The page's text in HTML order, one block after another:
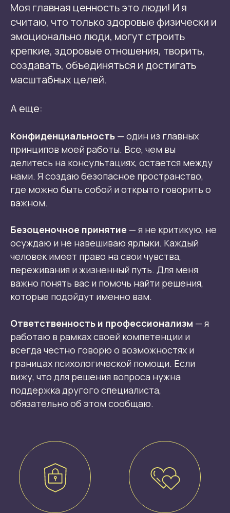
Моя главная ценность это люди! И я
считаю, что только здоровые физически и
эмоционально люди, могут строить
крепкие, здоровые отношения, творить,
создавать, объединяться и достигать
масштабных целей.
А еще:
Конфиденциальность — один из главных
принципов моей работы. Все, чем вы
делитесь на консультациях, остается между
нами. Я создаю безопасное пространство,
где можно быть собой и открыто говорить о
важном.
Безоценочное принятие — я не критикую, не
осуждаю и не навешиваю ярлыки. Каждый
человек имеет право на свои чувства,
переживания и жизненный путь. Для меня
важно понять вас и помочь найти решения,
которые подойдут именно вам.
Ответственность и профессионализм — я
работаю в рамках своей компетенции и
всегда честно говорю о возможностях и
границах психологической помощи. Если
вижу, что для решения вопроса нужна
поддержка другого специалиста,
обязательно об этом сообщаю.